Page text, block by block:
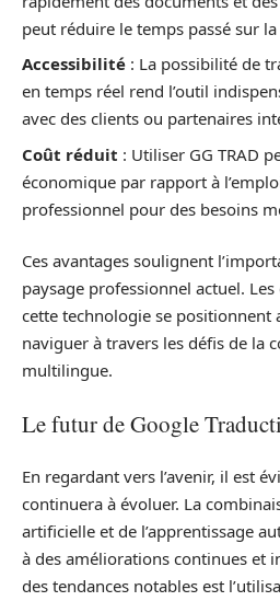
peut réduire le temps passé sur
Accessibilité : La possibilité de
en temps réel rend l’outil
avec des clients ou partenaires
Coût réduit : Utiliser GG TRAD
économique par rapport à
professionnel pour des besoins
Ces avantages soulignent
paysage professionnel actuel.
cette technologie se positionnent
naviguer à travers les défis de la
multilingue.
Le futur de Google
En regardant vers l’avenir, il est
continuera à évoluer. La
artificielle et de l’apprentissage
à des améliorations continues et
des tendances notables est